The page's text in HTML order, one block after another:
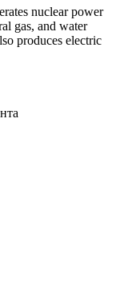
nuclear power
gas, and water
produces electric